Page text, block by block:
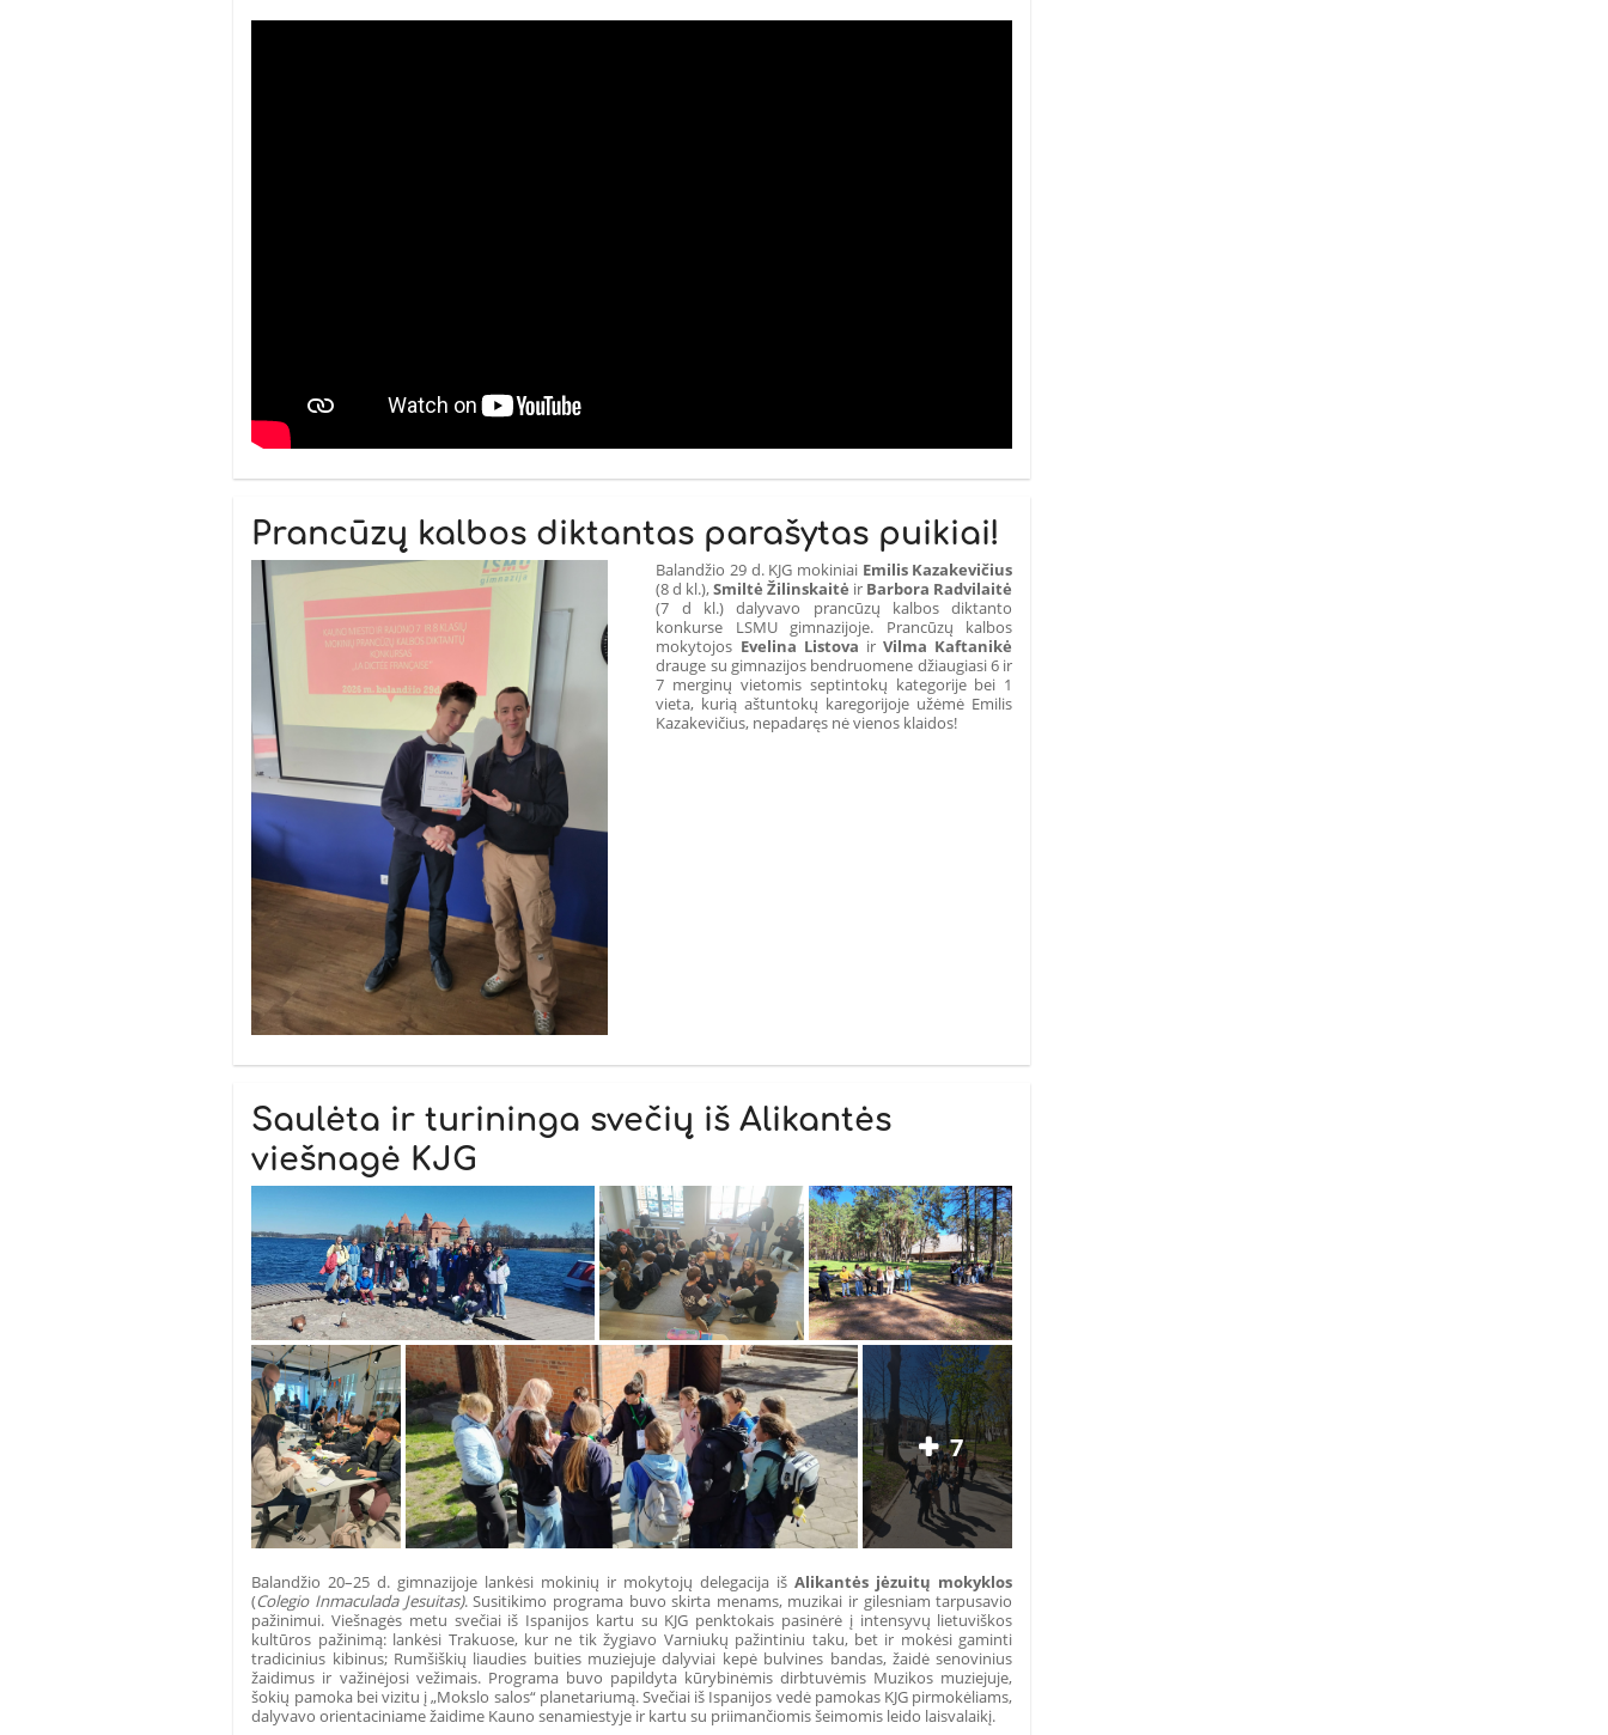
Prancūzų kalbos diktantas parašytas puikiai!
Balandžio 29 d. KJG mokiniai Emilis Kazakevičius
(8 d kl.),Smiltė Žilinskaitė ir Barbora Radvilaitė
(7 d kl.) dalyvavo prancūzų kalbos diktanto
konkurse LSMU gimnazijoje. Prancūzų kalbos
mokytojos Evelina Listova irVilma Kaftanikė
drauge su gimnazijos bendruomene džiaugiasi 6 ir
7 merginų vietomis septintokų kategorije bei 1
vieta, kurią aštuntokų karegorijoje užėmė Emilis
Kazakevičius, nepadaręs nė vienos klaidos!
Saulėta ir turininga svečių iš Alikantės
viešnagė KJG
7
Balandžio 20–25 d. gimnazijoje lankėsi mokinių ir mokytojų delegacija išAlikantės jėzuitų mokyklos
(Colegio Inmaculada Jesuitas). Susitikimo programa buvo skirta menams, muzikai ir gilesniam tarpusavio
pažinimui. Viešnagės metu svečiai iš Ispanijos kartu su KJG penktokais pasinėrė į intensyvų lietuviškos
kultūros pažinimą: lankėsi Trakuose, kur ne tik žygiavo Varniukų pažintiniu taku, bet ir mokėsi gaminti
tradicinius kibinus; Rumšiškių liaudies buities muziejuje dalyviai kepė bulvines bandas, žaidė senovinius
žaidimus ir važinėjosi vežimais. Programa buvo papildyta kūrybinėmis dirbtuvėmis Muzikos muziejuje,
šokių pamoka bei vizitu į „Mokslo salos“ planetariumą. Svečiai iš Ispanijos vedė pamokas KJG pirmokėliams,
dalyvavo orientaciniame žaidime Kauno senamiestyje ir kartu su priimančiomis šeimomis leido laisvalaikį.